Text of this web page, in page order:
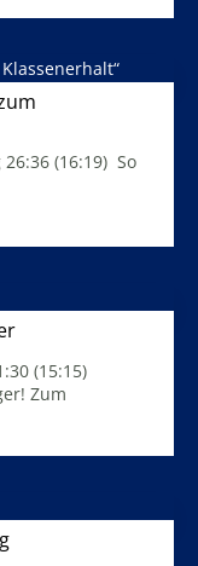
(16:19) So
(15:15)
Zum